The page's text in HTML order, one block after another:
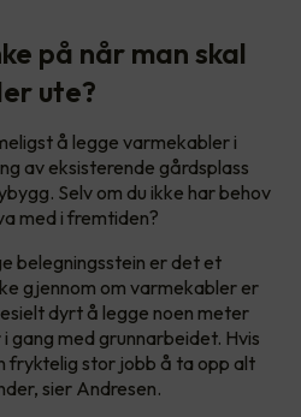
på når man skal
ute?
å legge varmekabler i
av eksisterende gårdsplass
Selv om du ikke har behov
med i fremtiden?
belegningsstein er det et
gjennom om varmekabler er
dyrt å legge noen meter
gang med grunnarbeidet. Hvis
fryktelig stor jobb å ta opp alt
sier Andresen.